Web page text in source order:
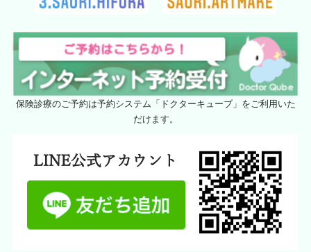
保険診療のご予約は予約システム「ドクターキューブ」をご利用いた
だけます。